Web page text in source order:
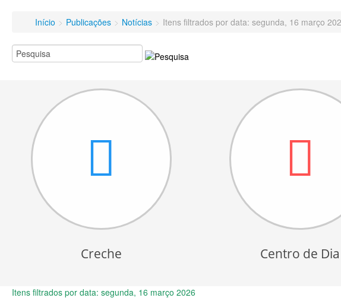
Início > Publicações > Notícias > Itens filtrados por data: segunda, 16 março
Creche Centro de Dia
Itens filtrados por data: segunda, 16 março 2026